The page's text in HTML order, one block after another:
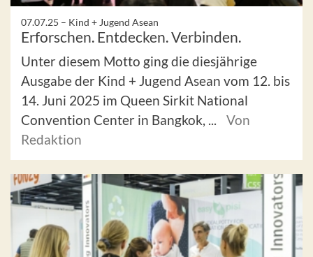
07.07.25 – Kind + Jugend Asean
Erforschen. Entdecken. Verbinden.
Unter diesem Motto ging die diesjährige
Ausgabe der Kind + Jugend Asean vom 12. bis
14. Juni 2025 im Queen Sirkit National
Convention Center in Bangkok, ...
Von
Redaktion